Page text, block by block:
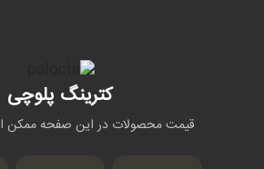
کترینگ پلوچی
قیمت محصولات در این صفحه ممکن